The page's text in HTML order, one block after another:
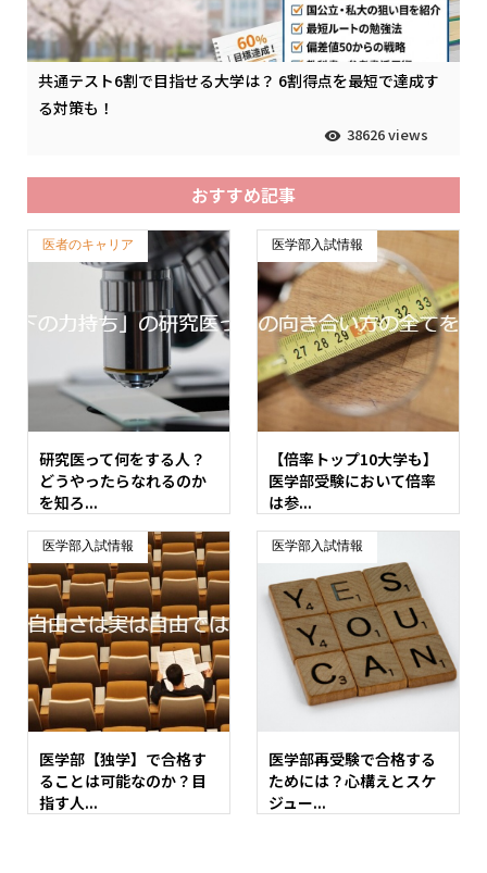
共通テスト6割で目指せる大学は？ 6割得点を最短で達成す
る対策も！
38626 views
おすすめ記事
医者のキャリア
研究医って何をする人？
どうやったらなれるのか
を知ろ...
医学部入試情報
【倍率トップ10大学も】
医学部受験において倍率
は参...
医学部入試情報
医学部【独学】で合格す
ることは可能なのか？目
指す人...
医学部入試情報
医学部再受験で合格する
ためには？心構えとスケ
ジュー...